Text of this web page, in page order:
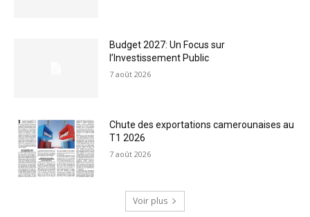
Budget 2027: Un Focus sur
l’Investissement Public
7 août 2026
Chute des exportations camerounaises au
T1 2026
7 août 2026
Voir plus